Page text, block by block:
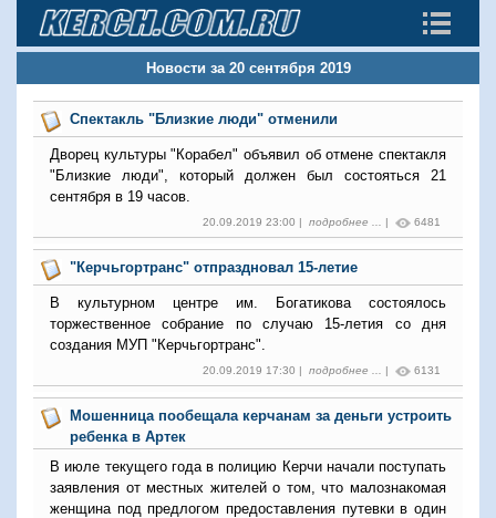
Новости за 20 сентября 2019
Спектакль "Близкие люди" отменили
Дворец культуры "Корабел" объявил об отмене спектакля
"Близкие люди", который должен был состояться 21
сентября в 19 часов.
20.09.2019 23:00 | подробнее ... | 6481
"Керчьгортранс" отпраздновал 15-летие
В культурном центре им. Богатикова состоялось
торжественное собрание по случаю 15-летия со дня
создания МУП "Керчьгортранс".
20.09.2019 17:30 | подробнее ... | 6131
Мошенница пообещала керчанам за деньги устроить
ребенка в Артек
В июле текущего года в полицию Керчи начали поступать
заявления от местных жителей о том, что малознакомая
женщина под предлогом предоставления путевки в один